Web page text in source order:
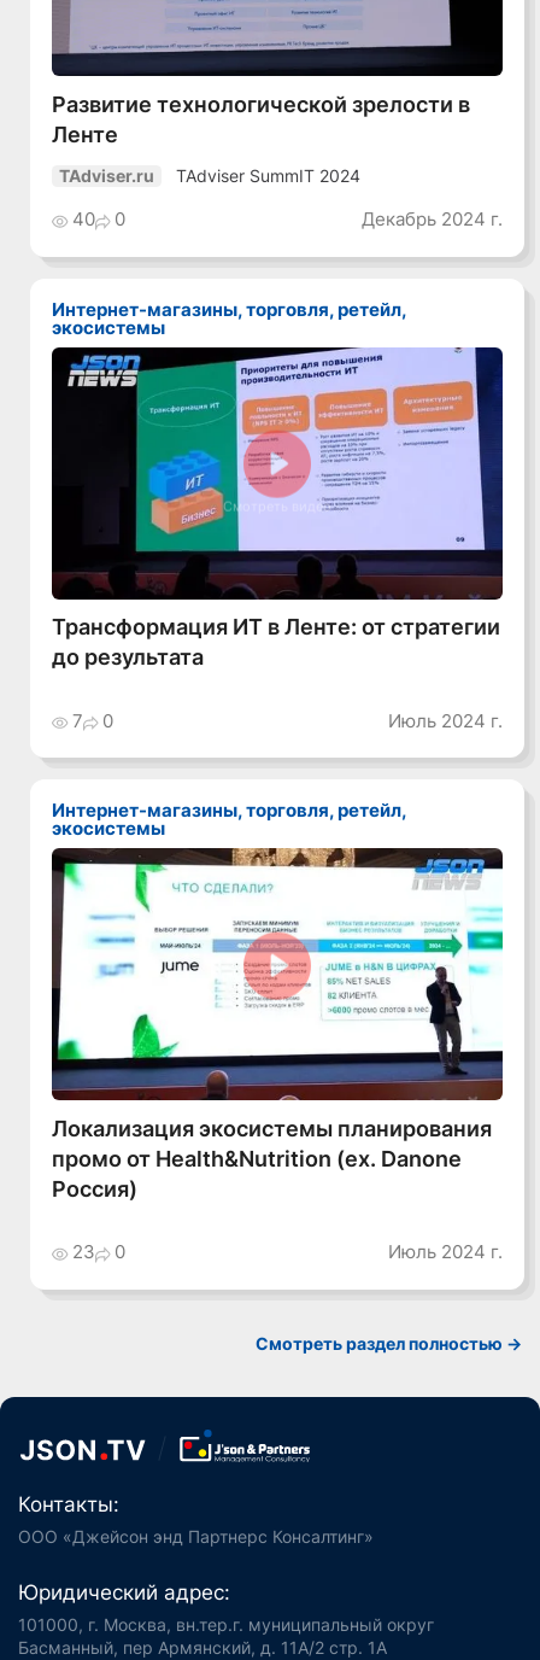
Развитие технологической зрелости в
Ленте
TAdviser.ru TAdviser SummIT 2024
40 0 Декабрь 2024 г.
Интернет-магазины, торговля, ретейл,
экосистемы
Смотреть видео
Трансформация ИТ в Ленте: от стратегии
до результата
7 0 Июль 2024 г.
Интернет-магазины, торговля, ретейл,
экосистемы
Смотреть видео
Локализация экосистемы планирования
промо от Health&Nutrition (ex. Danone
Россия)
23 0 Июль 2024 г.
Смотреть раздел полностью ->
Контакты:
ООО «Джейсон энд Партнерс Консалтинг»
Юридический адрес:
101000, г. Москва, вн.тер.г. муниципальный округ
Басманный, пер Армянский, д. 11А/2 стр. 1А